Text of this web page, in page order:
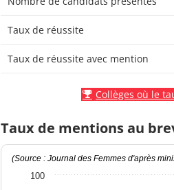
Taux de réussite
Taux de réussite avec mention
Collèges où le
Taux de mentions au
(Source : Journal des Femmes d'après
100